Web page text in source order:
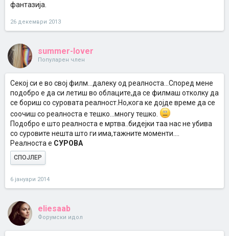
фантазија.
26 декември 2013
summer-lover
Популарен член
Секој си е во свој филм...далеку од реалноста...Според мене
подобро е да си летиш во облаците,да се филмаш отколку да
се бориш со суровата реалност.Но,кога ке дојде време да се
соочиш со реалноста е тешко...многу тешко.
Подобро е што реалноста е мртва..бидејки таа нас не убива
со суровите нешта што ги има,тажните моменти....
Реалноста е СУРОВА
СПОЈЛЕР
6 јануари 2014
eliesaab
Форумски идол